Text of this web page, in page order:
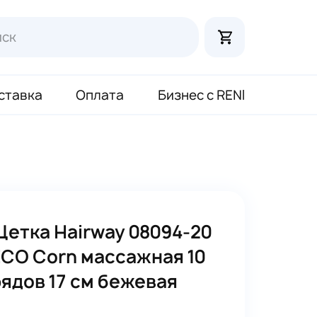
Оплата Бизнес с RENI
Hairway 08094-20
Corn массажная 10
17 см бежевая